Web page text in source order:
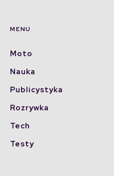
MENU
Moto
Nauka
Publicystyka
Rozrywka
Tech
Testy